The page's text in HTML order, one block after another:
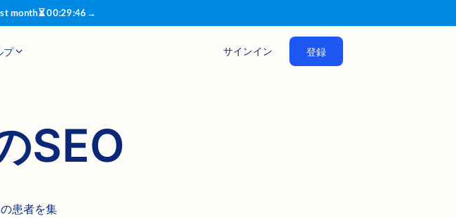
month⏳00:29:45 →
プ サインイン 登録
SEO
患者を集